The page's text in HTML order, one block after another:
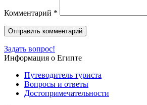
Комментарий *
Задать вопрос!
Информация о Египте
Путеводитель туриста
Вопросы и ответы
Достопримечательности